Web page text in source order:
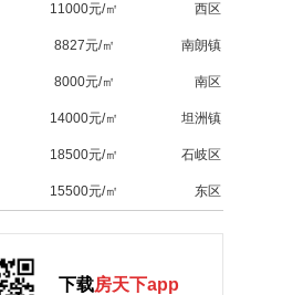
11000元/㎡ 西区
8827元/㎡ 南朗镇
8000元/㎡ 南区
14000元/㎡ 坦洲镇
18500元/㎡ 石岐区
15500元/㎡ 东区
下载房天下app